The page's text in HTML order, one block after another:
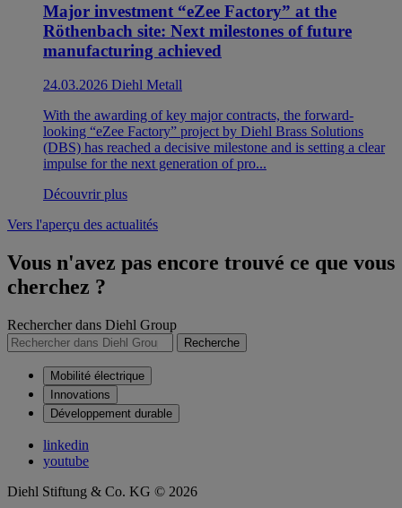
Major investment “eZee Factory” at the
Röthenbach site: Next milestones of future
manufacturing achieved
24.03.2026 Diehl Metall
With the awarding of key major contracts, the forward-
looking “eZee Factory” project by Diehl Brass Solutions
(DBS) has reached a decisive milestone and is setting a clear
impulse for the next generation of pro...
Découvrir plus
Vers l'aperçu des actualités
Vous n'avez pas encore trouvé ce que vous
cherchez ?
Rechercher dans Diehl Group
Recherche
Mobilité électrique
Innovations
Développement durable
linkedin
youtube
Diehl Stiftung & Co. KG © 2026